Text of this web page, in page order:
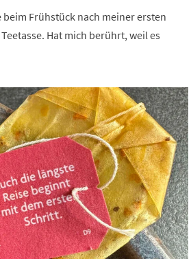
beim Frühstück nach meiner ersten
Hat mich berührt, weil es